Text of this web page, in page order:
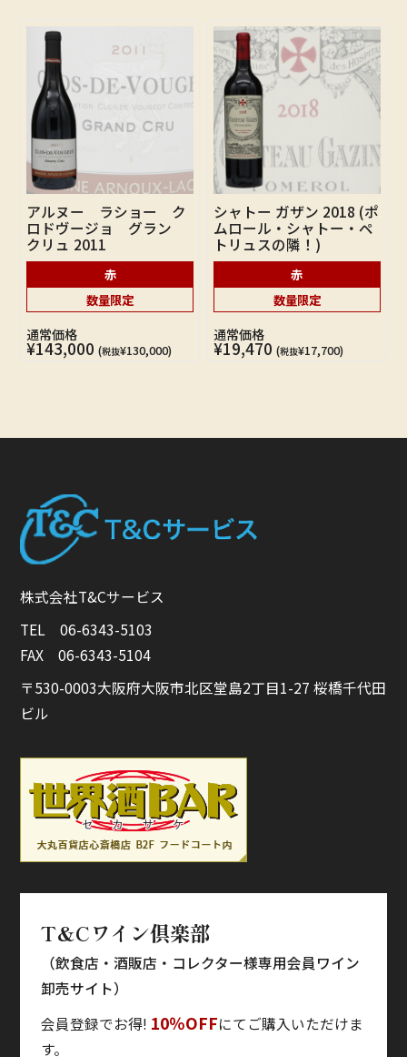
アルヌー ラショー ク
ロドヴージョ グラン
クリュ 2011
赤
数量限定
通常価格
¥143,000 (税抜¥130,000)
シャトー ガザン 2018 (ポ
ムロール・シャトー・ペ
トリュスの隣！)
赤
数量限定
通常価格
¥19,470 (税抜¥17,700)
株式会社T&Cサービス
TEL 06-6343-5103
FAX 06-6343-5104
〒530-0003大阪府大阪市北区堂島2丁目1-27 桜橋千代田
ビル
T&Cワイン倶楽部
（飲食店・酒販店・コレクター様専用会員ワイン
卸売サイト）
会員登録でお得! 10％OFFにてご購入いただけま
す。